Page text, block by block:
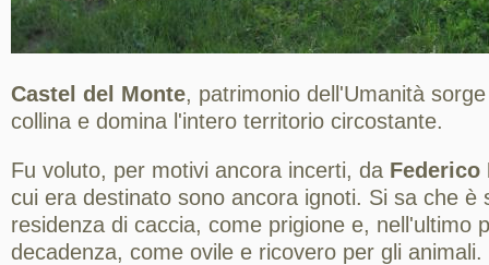
Castel del Monte, patrimonio dell'Umanità
collina e domina l'intero territorio circostante.
Fu voluto, per motivi ancora incerti, da Federico
cui era destinato sono ancora ignoti. Si sa che è
residenza di caccia, come prigione e, nell'ultimo
decadenza, come ovile e ricovero per gli animali.